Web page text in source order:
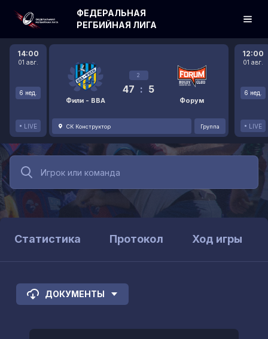
14:00
01 авг.
6 нед.
LIVE
Фили - ВВА
2
47 : 5
Форум
СК Конструктор Группа
12:00
01 авг.
6 нед.
LIVE
ФЕДЕРАЛЬНАЯ
РЕГБИЙНАЯ ЛИГА
Статистика Протокол Ход игры
ДОКУМЕНТЫ